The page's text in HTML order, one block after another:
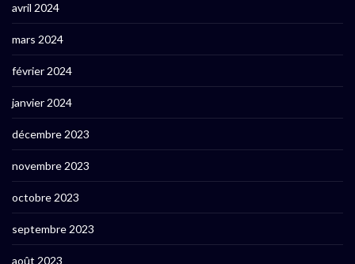
avril 2024
mars 2024
février 2024
janvier 2024
décembre 2023
novembre 2023
octobre 2023
septembre 2023
août 2023